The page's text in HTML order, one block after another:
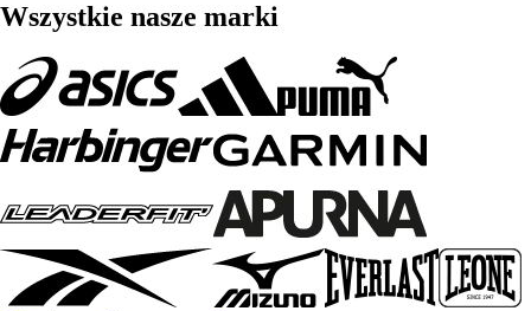
Wszystkie nasze marki